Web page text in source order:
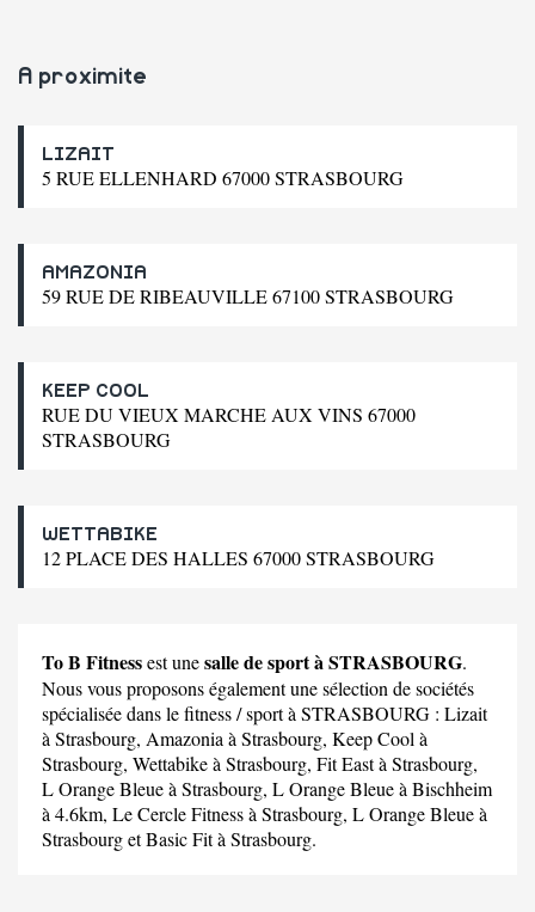
A proximite
LIZAIT
5 RUE ELLENHARD 67000 STRASBOURG
AMAZONIA
59 RUE DE RIBEAUVILLE 67100 STRASBOURG
KEEP COOL
RUE DU VIEUX MARCHE AUX VINS 67000
STRASBOURG
WETTABIKE
12 PLACE DES HALLES 67000 STRASBOURG
To B Fitnessest unesalle de sport à STRASBOURG.
Nous vous proposons également une sélection de sociétés
spécialisée dans le fitness / sport à STRASBOURG : Lizait
à Strasbourg, Amazonia à Strasbourg, Keep Cool à
Strasbourg, Wettabikeà Strasbourg, Fit Eastà Strasbourg,
L Orange Bleueà Strasbourg, L Orange Bleueà Bischheim
à 4.6km, Le Cercle Fitnessà Strasbourg, L Orange Bleueà
Strasbourg etBasic Fità Strasbourg.